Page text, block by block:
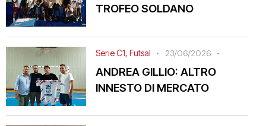
TROFEO SOLDANO
Serie C1, Futsal 23/06/2026
ANDREA GILLIO: ALTRO
INNESTO DI MERCATO